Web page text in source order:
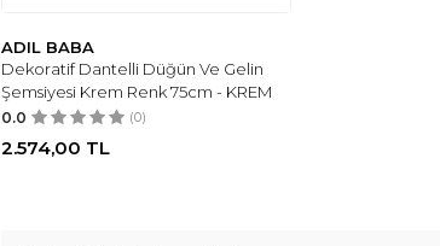
ADIL BABA
Dekoratif Dantelli Düğün Ve Gelin
Şemsiyesi Krem Renk 75cm - KREM
0.0 (0)
2.574,00 TL